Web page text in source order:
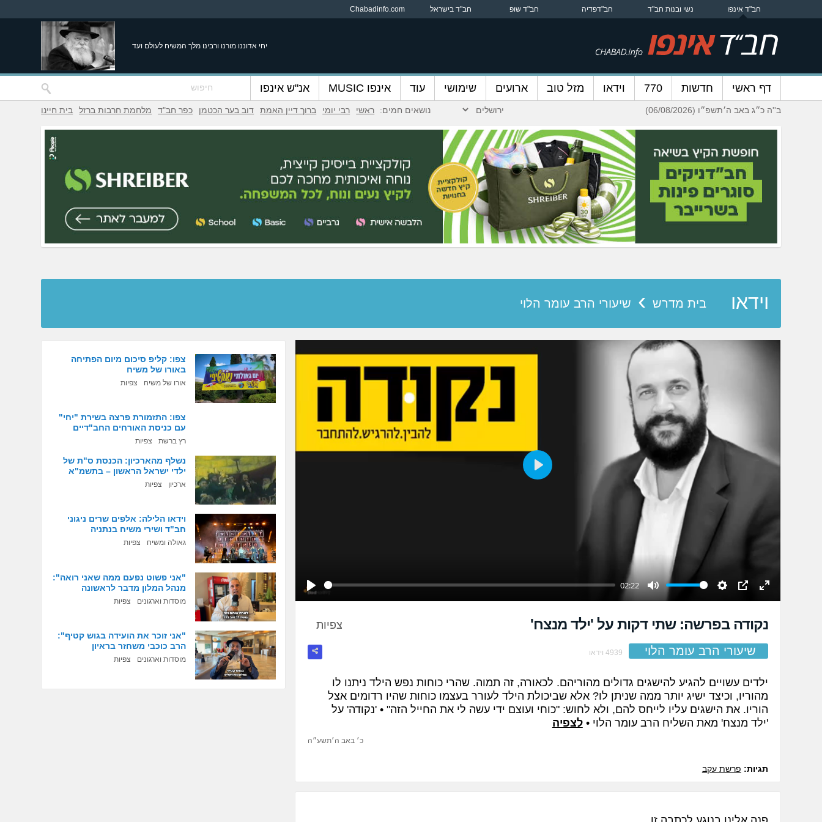
חב"ד אינפו נשי ובנות חב"ד חב"דפדיה חב"ד שופ חב"ד בישראל Chabadinfo.com
יחי אדוננו מורנו ורבינו מלך המשיח לעולם ועד
דף ראשי חדשות 770 וידאו מזל טוב ארועים שימושי עוד אינפו MUSIC אנ"ש אינפו
ב''ה כ״ג באב ה׳תשפ״ו (06/08/2026) נושאים חמים: ראשי רבי יומי ברוך דיין האמת דוב בער הכטמן כפר חב"ד מלחמת חרבות ברזל בית חיינו
וידאו בית מדרש › שיעורי הרב עומר הלוי
Play
02:22
Mute Settings PIPEnter
Play
נקודה בפרשה: שתי דקות על 'ילד מנצח' צפיות
שיעורי הרב עומר הלוי 4939 וידאו
ילדים עשויים להגיע להישגים גדולים מהוריהם. לכאורה, זה תמוה. שהרי כוחות נפש הילד ניתנו לו
מהוריו, וכיצד ישיג יותר ממה שניתן לו? אלא שביכולת הילד לעורר בעצמו כוחות שהיו רדומים אצל
הוריו. את הישגים עליו לייחס להם, ולא לחוש: "כוחי ועוצם ידי עשה לי את החייל הזה" • 'נקודה' על
'ילד מנצח' מאת השליח הרב עומר הלוי •לצפיה
כ׳ באב ה׳תשע״ה
תגיות: פרשת עקב
צפו: קליפ סיכום מיום הפתיחה
באורו של משיח
אורו של משיח צפיות
צפו: התזמורת פרצה בשירת "יחי"
עם כניסת האורחים החב"דיים
רץ ברשת צפיות
נשלף מהארכיון: הכנסת ס"ת של
ילדי ישראל הראשון – בתשמ"א
ארכיון צפיות
וידאו הלילה: אלפים שרים ניגוני
חב"ד ושירי משיח בנתניה
גאולה ומשיח צפיות
"אני פשוט נפעם ממה שאני רואה":
מנהל המלון מדבר לראשונה
מוסדות וארגונים צפיות
"אני זוכר את הועידה בגוש קטיף":
הרב כוכבי משחזר בראיון
מוסדות וארגונים צפיות